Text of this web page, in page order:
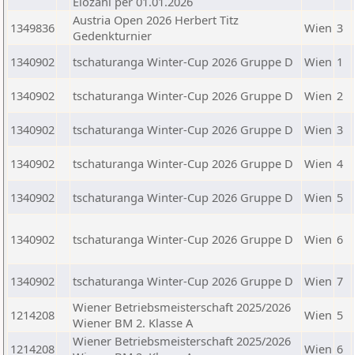
1349836
Austria Open 2026 Herbert Titz
Gedenkturnier
Wien 3
1340902 tschaturanga Winter-Cup 2026 Gruppe D Wien 1
1340902 tschaturanga Winter-Cup 2026 Gruppe D Wien 2
1340902 tschaturanga Winter-Cup 2026 Gruppe D Wien 3
1340902 tschaturanga Winter-Cup 2026 Gruppe D Wien 4
1340902 tschaturanga Winter-Cup 2026 Gruppe D Wien 5
1340902 tschaturanga Winter-Cup 2026 Gruppe D Wien 6
1340902 tschaturanga Winter-Cup 2026 Gruppe D Wien 7
1214208
Wiener Betriebsmeisterschaft 2025/2026
Wiener BM 2. Klasse A
Wien 5
1214208
Wiener Betriebsmeisterschaft 2025/2026
Wien 6